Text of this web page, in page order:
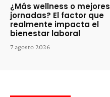
¿Más wellness o mejores
jornadas? El factor que
realmente impacta el
bienestar laboral
7 agosto 2026